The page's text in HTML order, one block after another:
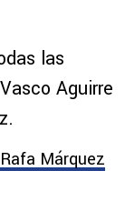
las
Aguirre
Márquez